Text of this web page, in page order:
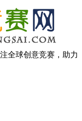
全球创意竞赛，助力